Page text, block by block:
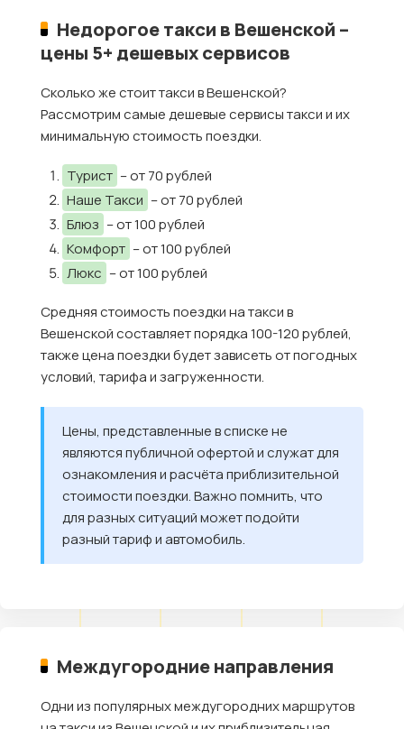
Недорогое такси в Вешенской –
цены 5+ дешевых сервисов
Сколько же стоит такси в Вешенской?
Рассмотрим самые дешевые сервисы такси и их
минимальную стоимость поездки.
Турист – от 70 рублей
Наше Такси – от 70 рублей
Блюз – от 100 рублей
Комфорт – от 100 рублей
Люкс – от 100 рублей
Средняя стоимость поездки на такси в
Вешенской составляет порядка 100-120 рублей,
также цена поездки будет зависеть от погодных
условий, тарифа и загруженности.
Цены, представленные в списке не
являются публичной офертой и служат для
ознакомления и расчёта приблизительной
стоимости поездки. Важно помнить, что
для разных ситуаций может подойти
разный тариф и автомобиль.
Междугородние направления
Одни из популярных междугородних маршрутов